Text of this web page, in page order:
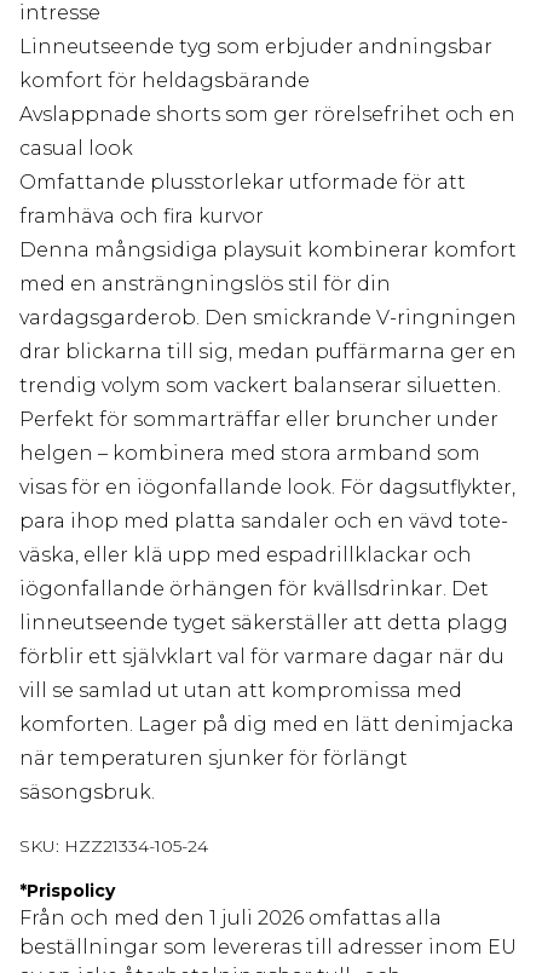
intresse
Linneutseende tyg som erbjuder andningsbar
komfort för heldagsbärande
Avslappnade shorts som ger rörelsefrihet och en
casual look
Omfattande plusstorlekar utformade för att
framhäva och fira kurvor
Denna mångsidiga playsuit kombinerar komfort
med en ansträngningslös stil för din
vardagsgarderob. Den smickrande V-ringningen
drar blickarna till sig, medan puffärmarna ger en
trendig volym som vackert balanserar siluetten.
Perfekt för sommarträffar eller bruncher under
helgen – kombinera med stora armband som
visas för en iögonfallande look. För dagsutflykter,
para ihop med platta sandaler och en vävd tote-
väska, eller klä upp med espadrillklackar och
iögonfallande örhängen för kvällsdrinkar. Det
linneutseende tyget säkerställer att detta plagg
förblir ett självklart val för varmare dagar när du
vill se samlad ut utan att kompromissa med
komforten. Lager på dig med en lätt denimjacka
när temperaturen sjunker för förlängt
säsongsbruk.
SKU: HZZ21334-105-24
*Prispolicy
Från och med den 1 juli 2026 omfattas alla
beställningar som levereras till adresser inom EU